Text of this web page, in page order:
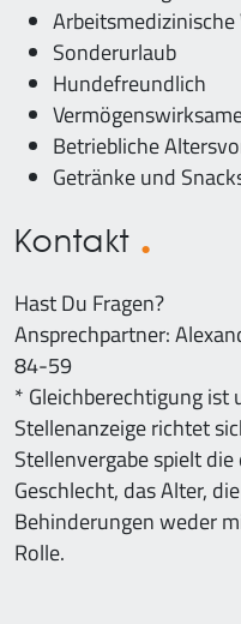
Sonderurlaub
Hundefreundlich
Betriebliche
Getränke und
Kontakt
Hast Du Fragen?
Ansprechpartner:
84-59
* Gleichberechtigung ist
Stellenanzeige richtet
Stellenvergabe spielt
Geschlecht, das Alter,
Behinderungen weder
Rolle.